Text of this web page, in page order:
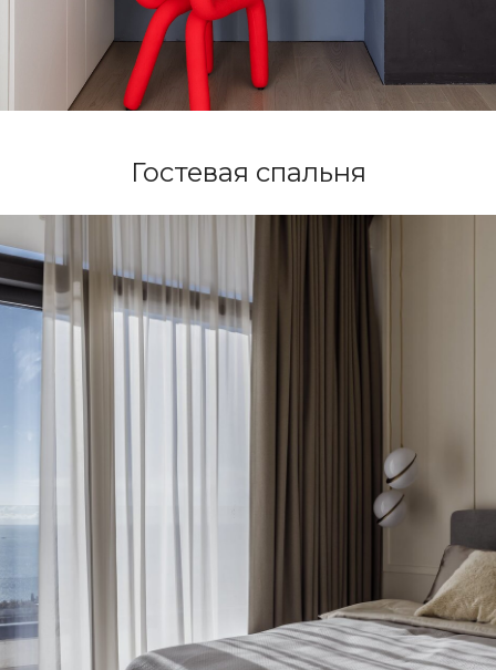
Гостевая спальня